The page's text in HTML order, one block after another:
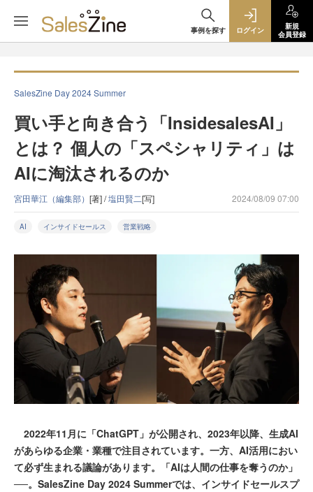
事例を探す ログイン
新規
会員登録
SalesZine Day 2024 Summer
買い手と向き合う「InsidesalesAI」
とは？ 個人の「スペシャリティ」は
AIに淘汰されるのか
宮田華江（編集部） [著] /塩田賢二[写] 2024/08/09 07:00
AI インサイドセールス 営業戦略
2022年11月に「ChatGPT」が公開され、2023年以降、生成AI
があらゆる企業・業種で注目されています。一方、AI活用におい
て必ず生まれる議論があります。「AIは人間の仕事を奪うのか」
──。SalesZine Day 2024 Summerでは、インサイドセールスプ